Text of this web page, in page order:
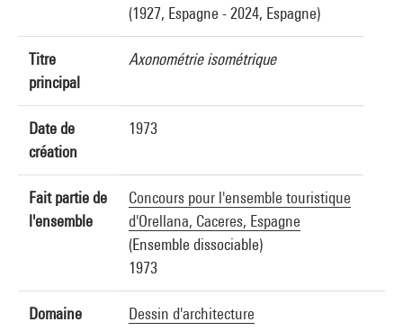
(1927, Espagne - 2024, Espagne)
Titre
principal
Axonométrie isométrique
Date de
création
1973
Fait partie de
l'ensemble
Concours pour l'ensemble touristique
d'Orellana, Caceres, Espagne
(Ensemble dissociable)
1973
Domaine Dessin d'architecture